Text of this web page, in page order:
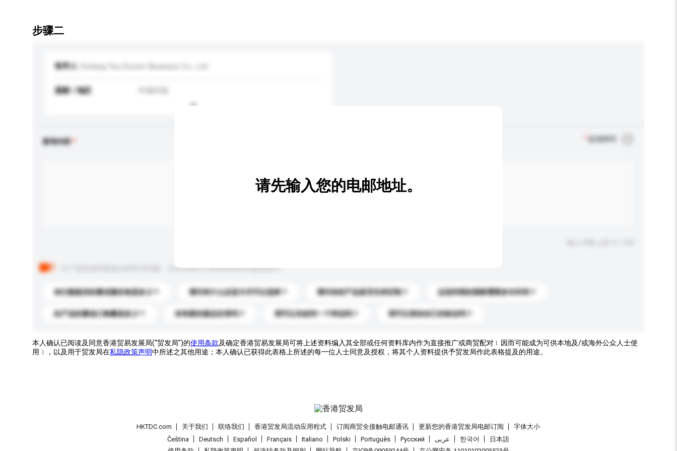
步骤二
收件人 Yichang Tea Doctor Business Co., Ltd.
国家 / 地区
查询内容 必须填写
以下是其他买家提出的常见问题。点击以将它们添加到你的询盘信息中。
你们能提供的最优惠价格是多少？ 请问有什么运送方式可以选择？ 请问你的产品是否支持定制？ 运送到我的国家需要多长时间？
此产品的最低订购量是多少？ 你有新的產品目录吗？ 我可以先收到一个样品吗？ 我可以添加自己的标志吗？
请先输入您的电邮地址。
本人确认已阅读及同意香港贸易发展局(“贸发局”)的使用条款及确定香港贸易发展局可将上述资料编入其全部或任何资料库内作为直接推广或商贸配对﹝因而可能成为可供本地及/或海外公众人士使
用﹞，以及用于贸发局在私隐政策声明中所述之其他用途；本人确认已获得此表格上所述的每一位人士同意及授权，将其个人资料提供予贸发局作此表格提及的用途。
HKTDC.com 关于我们 联络我们 香港贸发局流动应用程式 订阅商贸全接触电邮通讯 更新您的香港贸发局电邮订阅
字体大小
Čeština
Deutsch Español Français Italiano Polski Português Pусский عربى 한국어
日本語